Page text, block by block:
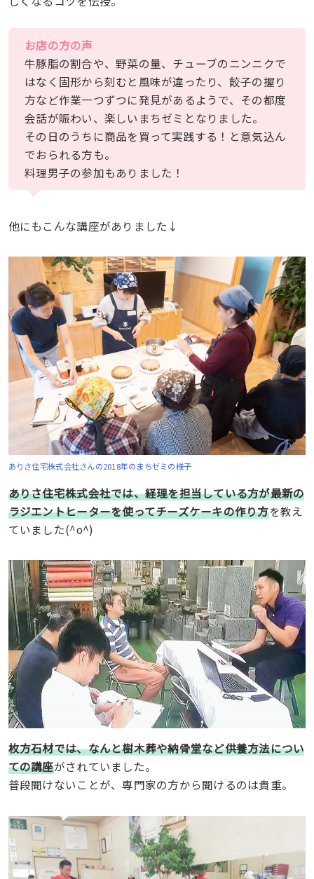
お店の方の声
牛豚脂の割合や、野菜の量、チューブのニンニクで
はなく固形から刻むと風味が違ったり、餃子の握り
方など作業一つずつに発見があるようで、その都度
会話が賑わい、楽しいまちゼミとなりました。
その日のうちに商品を買って実践する！と意気込ん
でおられる方も。
料理男子の参加もありました！
他にもこんな講座がありました↓
ありさ住宅株式会社さんの2018年のまちゼミの様子
ありさ住宅株式会社では、経理を担当している方が最新の
ラジエントヒーターを使ってチーズケーキの作り方を教え
ていました(^o^)
枚方石材では、なんと樹木葬や納骨堂など供養方法につい
ての講座がされていました。
普段聞けないことが、専門家の方から聞けるのは貴重。